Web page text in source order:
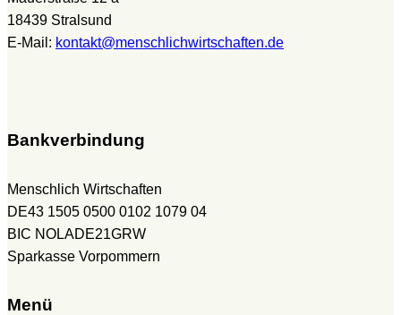
18439 Stralsund
E-Mail: kontakt@menschlichwirtschaften.de
Bankverbindung
Menschlich Wirtschaften
DE43 1505 0500 0102 1079 04
BIC NOLADE21GRW
Sparkasse Vorpommern
Menü